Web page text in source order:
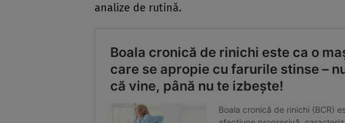
analize de rutină.